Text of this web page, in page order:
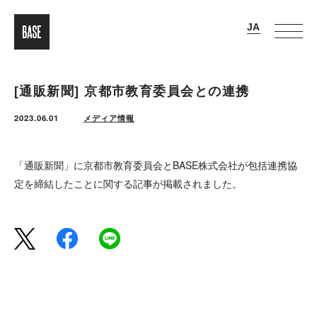
[通販新聞] 京都市教育委員会との連携
2023.06.01 メディア情報
「通販新聞」に京都市教育委員会とBASE株式会社が包括連携協
定を締結したことに関する記事が掲載されました。